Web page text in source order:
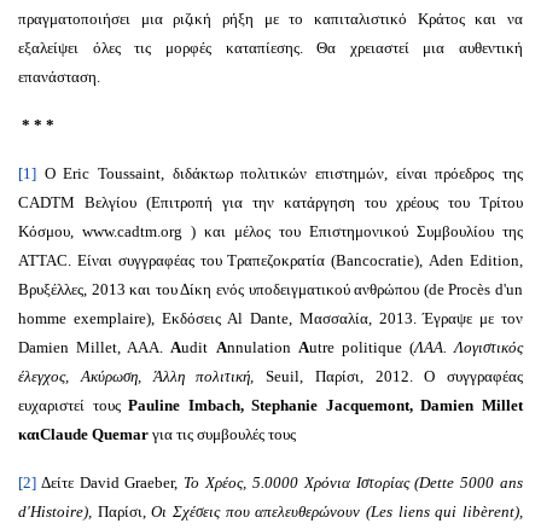
πραγματοποιήσει μια ριζική ρήξη με το καπιταλιστικό Κράτος και να
εξαλείψει όλες τις μορφές καταπίεσης. Θα χρειαστεί μια αυθεντική
επανάσταση.
* * *
[1] Ο Eric Toussaint, διδάκτωρ πολιτικών επιστημών, είναι πρόεδρος της
CADTM Βελγίου (Επιτροπή για την κατάργηση του χρέους του Τρίτου
Κόσμου, www.cadtm.org ) και μέλος του Επιστημονικού Συμβουλίου της
ATTAC. Είναι συγγραφέας του Τραπεζοκρατία (Bancocratie), Aden Edition,
Βρυξέλλες, 2013 και του Δίκη ενός υποδειγματικού ανθρώπου (de Procès d'un
homme exemplaire), Εκδόσεις Al Dante, Μασσαλία, 2013. Έγραψε με τον
Damien Millet, AAA. Audit Annulation Autre politique (ΛΑΑ. Λογιστικός
έλεγχος, Ακύρωση, Άλλη πολιτική,
Seuil, Παρίσι, 2012. Ο συγγραφέας
ευχαριστεί τουςPauline Imbach, Stephanie Jacquemont, Damien Millet
καιClaude Quemar για τις συμβουλές τους
[2] Δείτε David Graeber, Το Χρέος, 5.0000 Χρόνια Ιστορίας (Dette 5000 ans
d'Histoire), Παρίσι,Οι Σχέσεις που απελευθερώνουν (Les liens qui libèrent),